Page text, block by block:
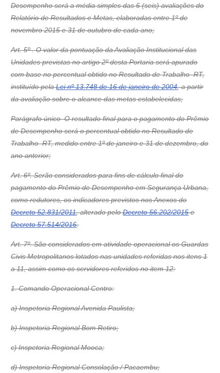
Desempenho será a média simples das 6 (seis) avaliações do
Relatório de Resultados e Metas, elaboradas entre 1º de
novembro 2015 e 31 de outubro de cada ano;
Art. 5º . O valor da pontuação da Avaliação Institucional das
Unidades previstas no artigo 2º desta Portaria será apurado
com base no percentual obtido no Resultado de Trabalho  RT,
instituído pelaLei nº 13.748 de 16 de janeiro de 2004, a partir
da avaliação sobre o alcance das metas estabelecidas;
Parágrafo único  O resultado final para o pagamento do Prêmio
de Desempenho será o percentual obtido no Resultado de
Trabalho  RT, medido entre 1º de janeiro e 31 de dezembro, do
ano anterior;
Art. 6º. Serão considerados para fins de cálculo final do
pagamento do Prêmio de Desempenho em Segurança Urbana,
como redutores, os indicadores previstos nos Anexos do
Decreto 52.831/2011, alterado peloDecreto 56.202/2015e
Decreto 57.514/2016.
Art. 7º. São considerados em atividade operacional os Guardas
Civis Metropolitanos lotados nas unidades referidas nos itens 1
a 11, assim como os servidores referidos no item 12:
1. Comando Operacional Centro:
a) Inspetoria Regional Avenida Paulista;
b) Inspetoria Regional Bom Retiro;
c) Inspetoria Regional Mooca;
d) Inspetoria Regional Consolação / Pacaembu;